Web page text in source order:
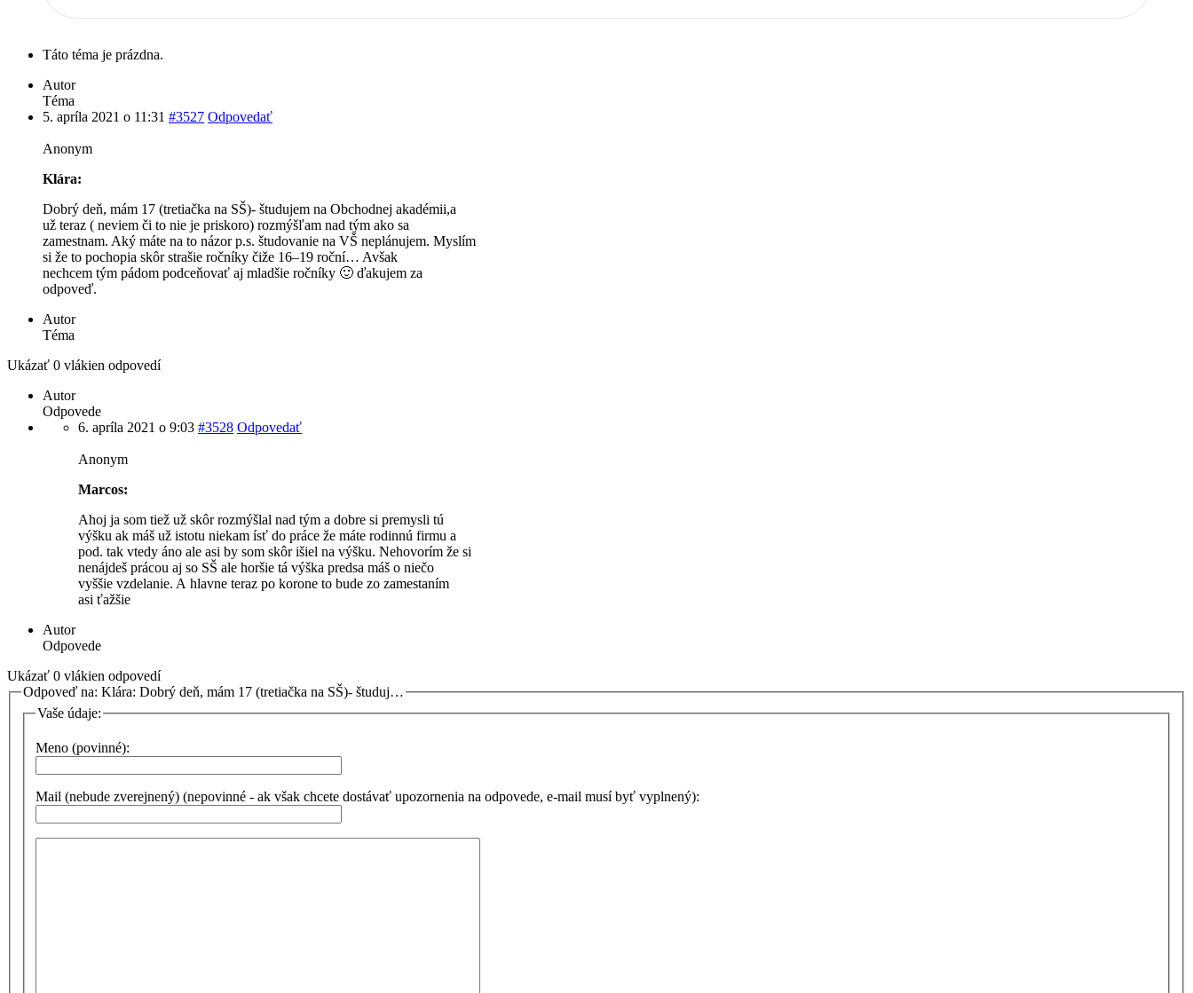
Táto téma je prázdna.
Autor
Téma
5. apríla 2021 o 11:31 #3527 Odpovedať
Anonym
Klára:
Dobrý deň, mám 17 (tretiačka na SŠ)- študujem na Obchodnej akadémii,a
už teraz ( neviem či to nie je priskoro) rozmýšľam nad tým ako sa
zamestnam. Aký máte na to názor p.s. študovanie na VŠ neplánujem. Myslím
si že to pochopia skôr strašie ročníky čiže 16–19 roční… Avšak
nechcem tým pádom podceňovať aj mladšie ročníky 🙂 ďakujem za
odpoveď.
Autor
Téma
Ukázať 0 vlákien odpovedí
Autor
Odpovede
6. apríla 2021 o 9:03 #3528 Odpovedať
Anonym
Marcos:
Ahoj ja som tiež už skôr rozmýšlal nad tým a dobre si premysli tú
výšku ak máš už istotu niekam ísť do práce že máte rodinnú firmu a
pod. tak vtedy áno ale asi by som skôr išiel na výšku. Nehovorím že si
nenájdeš prácou aj so SŠ ale horšie tá výška predsa máš o niečo
vyššie vzdelanie. A hlavne teraz po korone to bude zo zamestaním
asi ťažšie
Autor
Odpovede
Ukázať 0 vlákien odpovedí
Odpoveď na: Klára: Dobrý deň, mám 17 (tretiačka na SŠ)- študuj…
Vaše údaje:
Meno (povinné):
Mail (nebude zverejnený) (nepovinné - ak však chcete dostávať upozornenia na odpovede, e-mail musí byť vyplnený):